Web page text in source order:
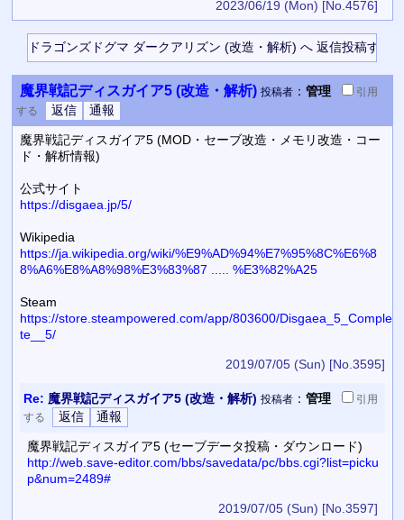
2023/06/19 (Mon) [No.4576]
魔界戦記ディスガイア5 (改造・解析) 投稿者： 管理
引用
する
魔界戦記ディスガイア5 (MOD・セーブ改造・メモリ改造・コー
ド・解析情報)
公式サイト
https://disgaea.jp/5/
Wikipedia
https://ja.wikipedia.org/wiki/%E9%AD%94%E7%95%8C%E6%8
8%A6%E8%A8%98%E3%83%87 ..... %E3%82%A25
Steam
https://store.steampowered.com/app/803600/Disgaea_5_Comple
te__5/
2019/07/05 (Sun) [No.3595]
Re: 魔界戦記ディスガイア5 (改造・解析) 投稿者： 管理
引用
する
魔界戦記ディスガイア5 (セーブデータ投稿・ダウンロード)
http://web.save-editor.com/bbs/savedata/pc/bbs.cgi?list=picku
p&num=2489#
2019/07/05 (Sun) [No.3597]